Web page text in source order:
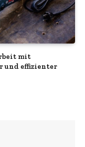
mit
und effizienter